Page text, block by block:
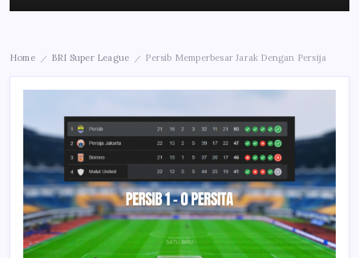
Home / BRI Super League / Persib Memperbesar Jarak Dengan Persija